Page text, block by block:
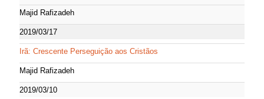
Majid Rafizadeh
2019/03/17
Irã: Crescente Perseguição aos Cristãos
Majid Rafizadeh
2019/03/10